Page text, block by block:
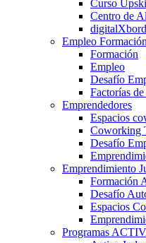
Curso
Centro de
Empleo Formación
Formación
Empleo
Desafío
Factorías
Emprendedores
Espacios
Coworking
Desafío
Emprendimiento
Formación
Desafío
Espacios
Programas